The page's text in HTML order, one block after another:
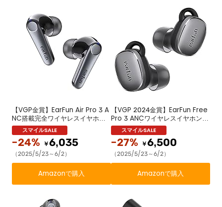
【VGP金賞】EarFun Air Pro 3 A
NC搭載完全ワイヤレスイヤホン
【Bluetooth 5.3 + 43dBまでノ
イズキャンセリング】QCC3071
チップ搭載/aptX adaptive対
応/超低遅延55ms/マルチポイン
ト接続/専用アプリ/cVc8.0通話
ノイズリダクション/最大45時間
再生/ワイヤレス充電/IPX5防水
(ブラック)
-24% ￥6,035
（2025/5/23～6/2）
Amazonで購入
【VGP 2024金賞】EarFun Free
Pro 3 ANCワイヤレスイヤホン bl
uetooth/Snapdragon Sound
対応/QCC3072チップ/aptX ad
aptive Bluetooth 5.3/ワイヤレ
ス充電/6-マイクcVc8.0通話ノイ
ズリダクション/マルチポイント
接続/外音取り込みモード/専用ア
プリ/最大33時間再生/超軽量設計
イヤホン(ブラウンブラック)
-27% ￥6,500
（2025/5/23～6/2）
Amazonで購入